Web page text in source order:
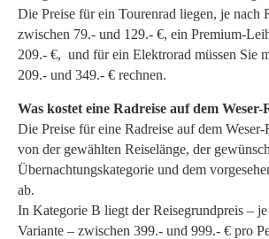
Die Preise für ein Tourenrad liegen, je nach
zwischen 79.- und 129.- €, ein Premium-
209.- €, und für ein Elektrorad müssen Sie
209.- und 349.- € rechnen.
Was kostet eine Radreise auf dem Weser-
Die Preise für eine Radreise auf dem Weser-
von der gewählten Reiselänge, der
Übernachtungskategorie und dem
ab.
In Kategorie B liegt der Reisegrundpreis –
Variante – zwischen 399.- und 999.- € pro